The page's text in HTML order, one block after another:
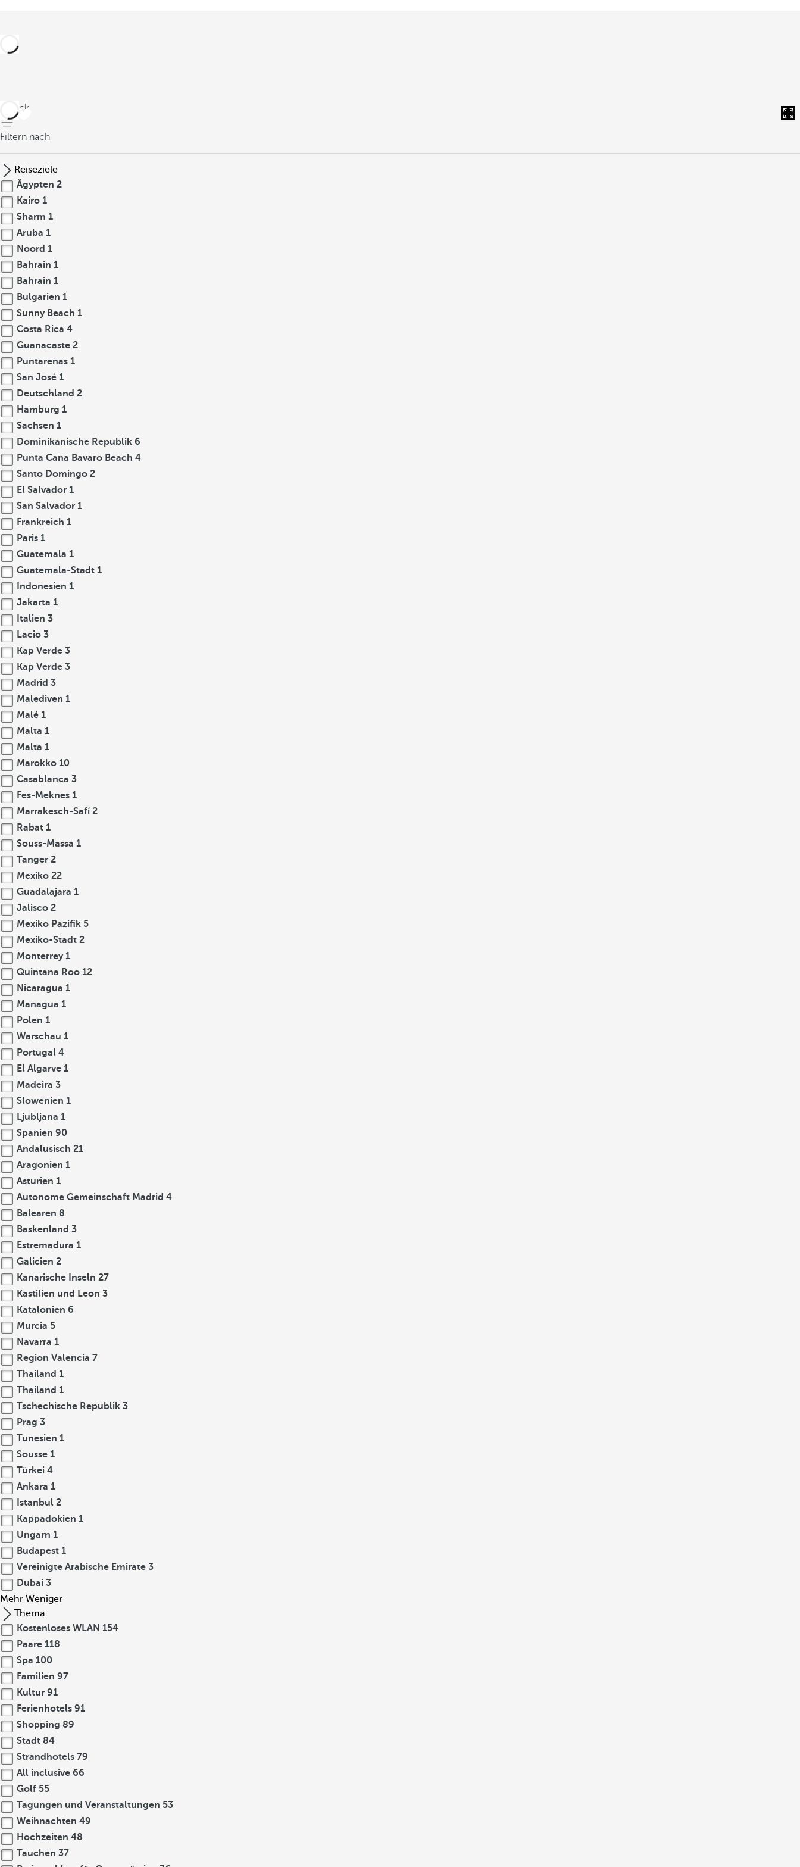
zurück
Filtern nach
Reiseziele
Ägypten 2
Kairo 1
Sharm 1
Aruba 1
Noord 1
Bahrain 1
Bahrain 1
Bulgarien 1
Sunny Beach 1
Costa Rica 4
Guanacaste 2
Puntarenas 1
San José 1
Deutschland 2
Hamburg 1
Sachsen 1
Dominikanische Republik 6
Punta Cana Bavaro Beach 4
Santo Domingo 2
El Salvador 1
San Salvador 1
Frankreich 1
Paris 1
Guatemala 1
Guatemala-Stadt 1
Indonesien 1
Jakarta 1
Italien 3
Lacio 3
Kap Verde 3
Kap Verde 3
Madrid 3
Malediven 1
Malé 1
Malta 1
Malta 1
Marokko 10
Casablanca 3
Fes-Meknes 1
Marrakesch-Safí2
Rabat 1
Souss-Massa 1
Tanger 2
Mexiko 22
Guadalajara 1
Jalisco 2
Mexiko Pazifik 5
Mexiko-Stadt 2
Monterrey 1
Quintana Roo 12
Nicaragua 1
Managua 1
Polen 1
Warschau 1
Portugal 4
El Algarve 1
Madeira 3
Slowenien 1
Ljubljana 1
Spanien 90
Andalusisch 21
Aragonien 1
Asturien 1
Autonome Gemeinschaft Madrid 4
Balearen 8
Baskenland 3
Estremadura 1
Galicien 2
Kanarische Inseln 27
Kastilien und Leon 3
Katalonien 6
Murcia 5
Navarra 1
Region Valencia 7
Thailand 1
Thailand 1
Tschechische Republik 3
Prag 3
Tunesien 1
Sousse 1
Türkei 4
Ankara 1
Istanbul 2
Kappadokien 1
Ungarn 1
Budapest 1
Vereinigte Arabische Emirate 3
Dubai 3
Mehr Weniger
Thema
Kostenloses WLAN 154
Paare 118
Spa 100
Familien 97
Kultur 91
Ferienhotels 91
Shopping 89
Stadt 84
Strandhotels 79
All inclusive 66
Golf 55
Tagungen und Veranstaltungen 53
Weihnachten 49
Hochzeiten 48
Tauchen 37